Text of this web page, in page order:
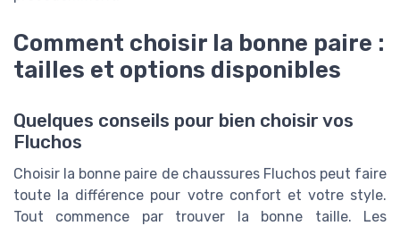
Comment choisir la bonne paire :
tailles et options disponibles
Quelques conseils pour bien choisir vos
Fluchos
Choisir la bonne paire de chaussures Fluchos peut faire
toute la différence pour votre confort et votre style.
Tout commence par trouver la bonne taille. Les